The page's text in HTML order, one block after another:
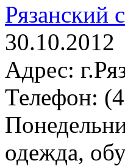
Рязанский
30.10.2012
Адрес:
Телефон:
одежда,